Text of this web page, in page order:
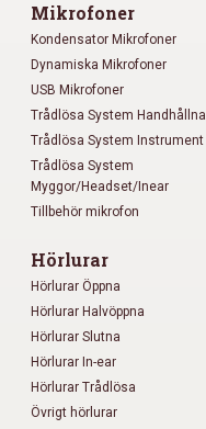
Mikrofoner
Kondensator Mikrofoner
Dynamiska Mikrofoner
USB Mikrofoner
Trådlösa System Handhållna
Trådlösa System Instrument
Trådlösa System
Myggor/Headset/Inear
Tillbehör mikrofon
Hörlurar
Hörlurar Öppna
Hörlurar Halvöppna
Hörlurar Slutna
Hörlurar In-ear
Hörlurar Trådlösa
Övrigt hörlurar